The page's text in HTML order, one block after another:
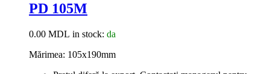
PD 105M
0.00 MDL in stock: da
Mărimea: 105x190mm